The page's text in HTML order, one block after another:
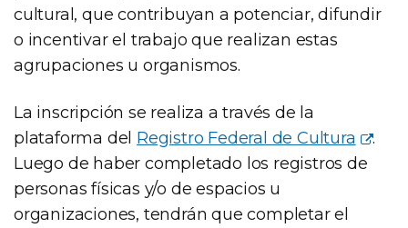
cultural, que contribuyan a potenciar, difundir
o incentivar el trabajo que realizan estas
agrupaciones u organismos.
La inscripción se realiza a través de la
plataforma del Registro Federal de Cultura
.
Luego de haber completado los registros de
personas físicas y/o de espacios u
organizaciones, tendrán que completar el